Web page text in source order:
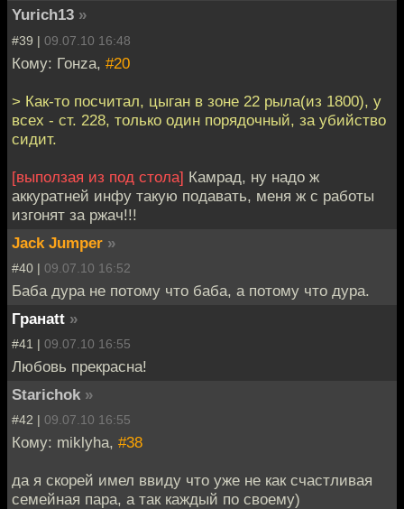
Yurich13 »
#39 | 09.07.10 16:48
Кому: Гонzа, #20
> Как-то посчитал, цыган в зоне 22 рыла(из 1800), у
всех - ст. 228, только один порядочный, за убийство
сидит.
[выползая из под стола] Камрад, ну надо ж
аккуратней инфу такую подавать, меня ж с работы
изгонят за ржач!!!
Jack Jumper »
#40 | 09.07.10 16:52
Баба дура не потому что баба, а потому что дура.
Гранаtt »
#41 | 09.07.10 16:55
Любовь прекрасна!
Starichok »
#42 | 09.07.10 16:55
Кому: miklyha, #38
да я скорей имел ввиду что уже не как счастливая
семейная пара, а так каждый по своему)